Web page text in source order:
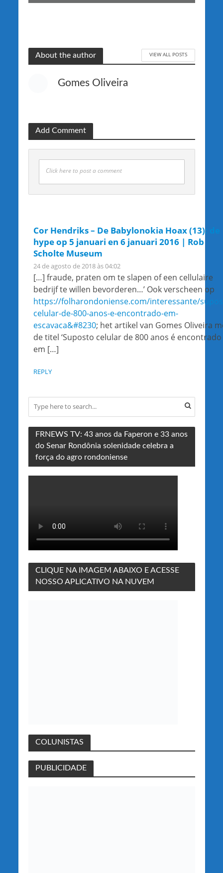
About the author VIEW ALL POSTS
Gomes Oliveira
Add Comment
Click here to post a comment
Cor Hendriks – De Babylonokia Hoax (13): de
hype op 5 januari en 6 januari 2016 | Rob
Scholte Museum
24 de agosto de 2018 às 04:02
[…] fraude, praten om te slapen of een cellulaire
bedrijf te willen bevorderen…’ Ook verscheen op
https://folharondoniense.com/interessante/
celular-de-800-anos-e-encontrado-em-
escavaca&#8230; het artikel van Gomes Oliveira
de titel ‘Suposto celular de 800 anos é encontrado
em […]
REPLY
FRNEWS TV: 43 anos da Faperon e 33 anos
do Senar Rondônia solenidade celebra a
força do agro rondoniense
CLIQUE NA IMAGEM ABAIXO E ACESSE
NOSSO APLICATIVO NA NUVEM
COLUNISTAS
PUBLICIDADE